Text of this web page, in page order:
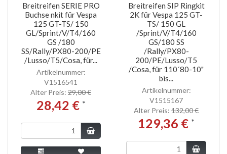
Breitreifen SERIE PRO
Buchse nkit für Vespa
125 GT-TS/ 150
GL/Sprint/V/T4/160
GS /180
SS/Rally/PX80-200/PE
/Lusso/T5/Cosa, für...
Artikelnummer:
V1516541
Alter Preis: 29,00 €
28,42 € *
Breitreifen SIP Ringkit
2K für Vespa 125 GT-
TS/ 150 GL
/Sprint/V/T4/160
GS/180 SS
/Rally/PX80-
200/PE/Lusso/T5
/Cosa, für 110´80-10"
bis...
Artikelnummer:
V1515167
Alter Preis: 132,00 €
129,36 € *